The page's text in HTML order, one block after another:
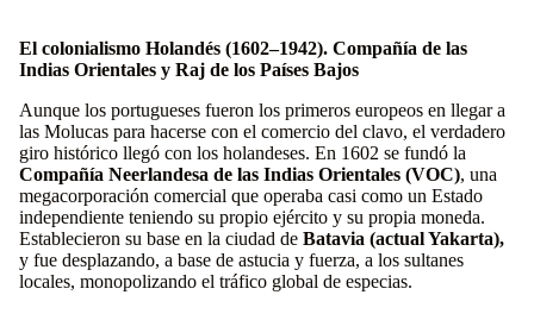
El colonialismo Holandés (1602–1942). Compañía de las
Indias Orientales y Raj de los Países Bajos
Aunque los portugueses fueron los primeros europeos en llegar a
las Molucas para hacerse con el comercio del clavo, el verdadero
giro histórico llegó con los holandeses. En 1602 se fundó la
Compañía Neerlandesa de las Indias Orientales (VOC), una
megacorporación comercial que operaba casi como un Estado
independiente teniendo su propio ejército y su propia moneda.
Establecieron su base en la ciudad de Batavia (actual Yakarta),
y fue desplazando, a base de astucia y fuerza, a los sultanes
locales, monopolizando el tráfico global de especias.